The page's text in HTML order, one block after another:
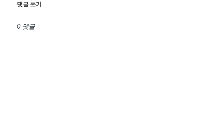
댓글 쓰기
0 댓글